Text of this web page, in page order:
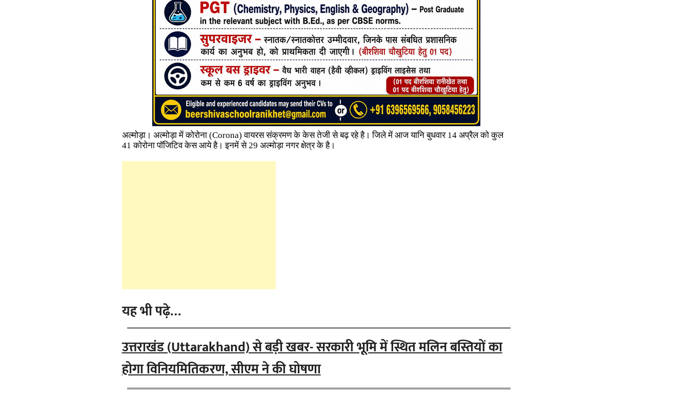
अल्मोड़ा। अल्मोड़ा में कोरोना (Corona) वायरस संक्रमण के केस तेजी से बढ़ रहे है। जिले में आज यानि बुधवार 14 अप्रैल को कुल
41 कोरोना पॉजिटिव केस आये है। इनमें से 29 अल्मोड़ा नगर क्षेत्र के है।
यह भी पढ़े…
उत्तराखंड (Uttarakhand) से बड़ी खबर- सरकारी भूमि में स्थित मलिन बस्तियों का
होगा विनियमितिकरण, सीएम ने की घोषणा